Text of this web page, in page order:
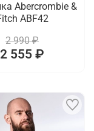
Abercrombie &
ABF42
2 990 ₽
2 555 ₽